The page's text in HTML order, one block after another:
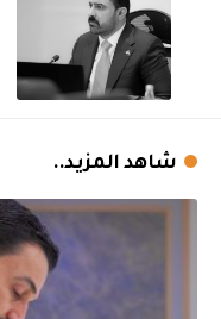
شاهد المزيد..